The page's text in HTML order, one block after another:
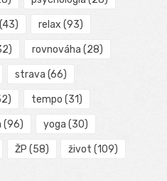
(43) relax (93)
rovnováha (28)
strava (66)
tempo (31)
(96) yoga (30)
ŽP (58) život (109)